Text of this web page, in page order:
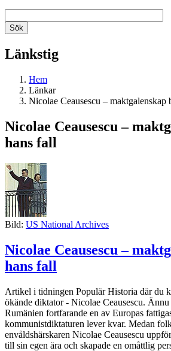
Länkstig
Hem
Länkar
Nicolae Ceausescu – maktgalenskap
Nicolae Ceausescu –
hans fall
Bild: US National Archives
Nicolae Ceausescu –
hans fall
Artikel i tidningen Populär Historia där du
ökände diktator - Nicolae Ceausescu.
Rumänien fortfarande en av Europas
kommunistdiktaturen lever kvar. Medan
envåldshärskaren Nicolae Ceausescu
till sin egen ära och skapade en omåttlig